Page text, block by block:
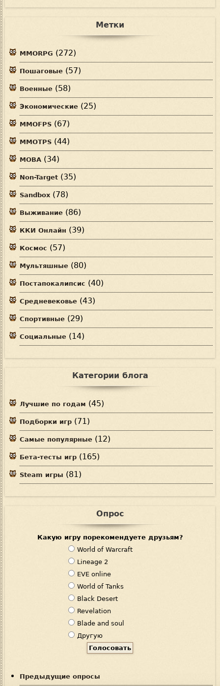
Метки
MMORPG (272)
Пошаговые (57)
Военные (58)
Экономические (25)
MMOFPS (67)
MMOTPS (44)
MOBA (34)
Non-Target (35)
Sandbox (78)
Выживание (86)
ККИ Онлайн (39)
Космос (57)
Мультяшные (80)
Постапокалипсис (40)
Средневековье (43)
Спортивные (29)
Социальные (14)
Категории блога
Лучшие по годам (45)
Подборки игр (71)
Самые популярные (12)
Бета-тесты игр (165)
Steam игры (81)
Опрос
Какую игру порекомендуете друзьям?
В
а
р
и
а
н
т
ы
World of Warcraft
Lineage 2
EVE online
World of Tanks
Black Desert
Revelation
Blade and soul
Другую
Предыдущие опросы